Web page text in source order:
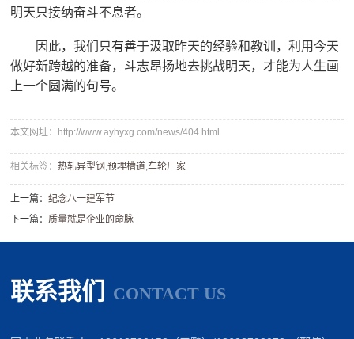
明天只接纳奋斗不息者。
因此，我们只有善于汲取昨天的经验和教训，利用今天
做好新跨越的准备，斗志昂扬地去挑战明天，才能为人生画
上一个圆满的句号。
本文网址：http://www.ayhyxg.com/news/404.html
相关标签：热轧异型钢 ,预埋槽道,车轮厂家
上一篇：​纪念八一建军节
下一篇：​质量就是企业的命脉
联系我们 CONTACT US